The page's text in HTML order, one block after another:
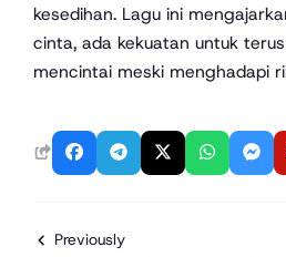
kesedihan. Lagu ini
cinta, ada kekuatan untuk
mencintai meski menghadapi
Previously